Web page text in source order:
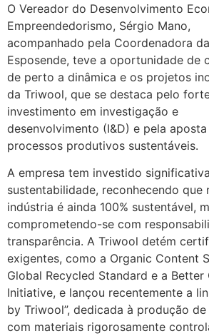
O Vereador do Desenvolvimento
Empreendedorismo, Sérgio Mano,
acompanhado pela Coordenadora
Esposende, teve a oportunidade de
de perto a dinâmica e os projetos
da Triwool, que se destaca pelo
investimento em investigação e
desenvolvimento (I&D) e pela aposta
processos produtivos sustentáveis.
A empresa tem investido
sustentabilidade, reconhecendo que
indústria é ainda 100% sustentável,
comprometendo-se com
transparência. A Triwool detém
exigentes, como a Organic Content
Global Recycled Standard e a
Initiative, e lançou recentemente a
by Triwool”, dedicada à produção
com materiais rigorosamente